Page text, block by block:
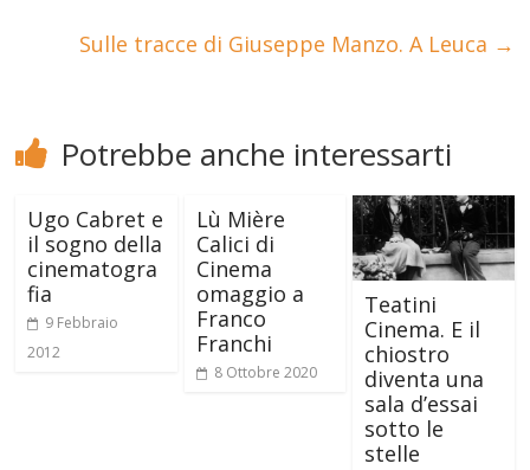
Sulle tracce di Giuseppe Manzo. A Leuca →
Potrebbe anche interessarti
Ugo Cabret e
il sogno della
cinematogra
fia
9 Febbraio
2012
Lù Mière
Calici di
Cinema
omaggio a
Franco
Franchi
8 Ottobre 2020
Teatini
Cinema. E il
chiostro
diventa una
sala d’essai
sotto le
stelle